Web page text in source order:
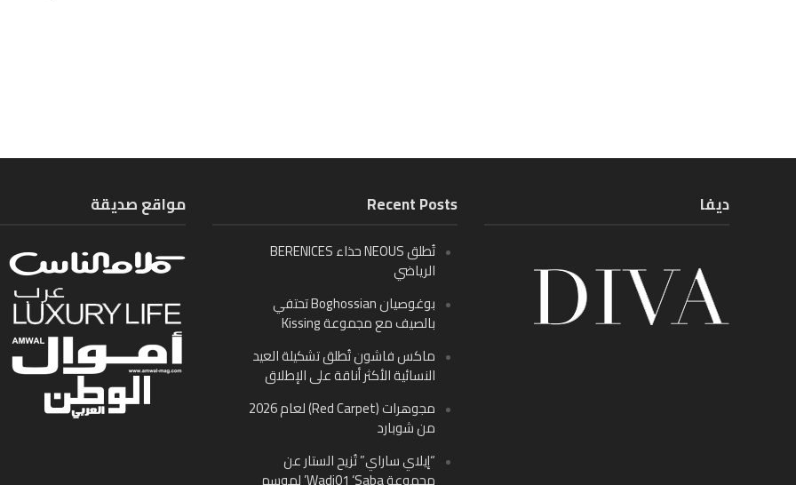
مواقع صديقة Recent Posts
تُطلق NEOUS حذاء BERENICES
الرياضي
بوغوصيان Boghossian تحتفي
بالصيف مع مجموعة Kissing
ماكس فاشون تُطلق تشكيلة العيد
النسائية الأكثر أناقة على الإطلاق
مجوهرات (Red Carpet) لعام 2026
من شوبارد
“إيلاي ساراي” تُزيح الستار عن
مجموعة Wadi01 ‘Saba’ لموسم
ديفا